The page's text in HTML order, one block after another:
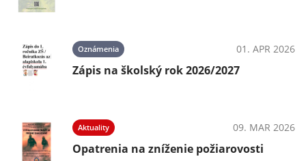
Oznámenia 01. APR 2026
Zápis na školský rok 2026/2027
Aktuality 09. MAR 2026
Opatrenia na zníženie požiarovosti